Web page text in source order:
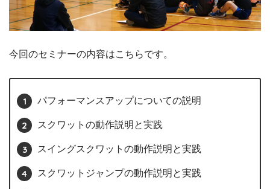
今回のセミナーの内容はこちらです。
パフォーマンスアップについての説明
スクワットの動作説明と実践
スイングスクワットの動作説明と実践
スクワットジャンプの動作説明と実践